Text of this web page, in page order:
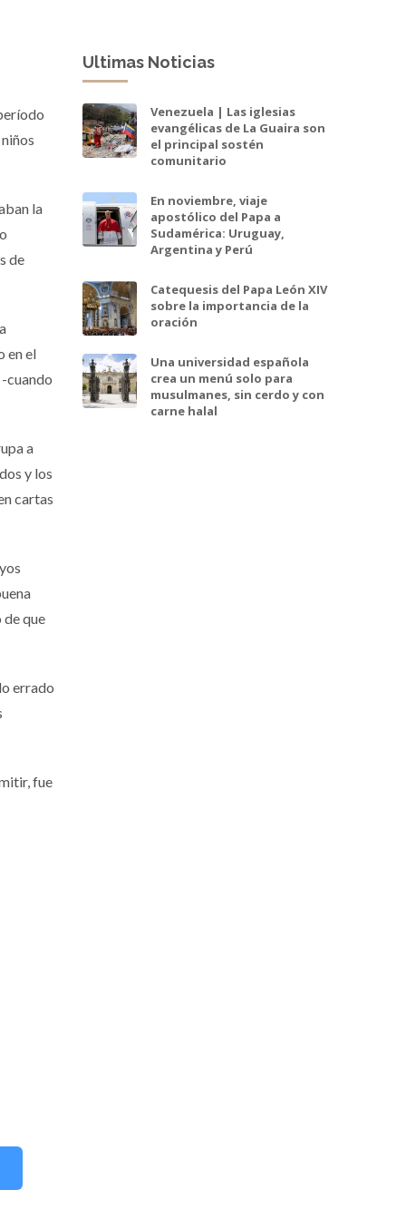
la
de
en el
cuando
a
y los
cartas
que
errado
fue
Ultimas Noticias
Venezuela | Las iglesias
evangélicas de La Guaira son
el principal sostén
comunitario
En noviembre, viaje
apostólico del Papa a
Sudamérica: Uruguay,
Argentina y Perú
Catequesis del Papa León XIV
sobre la importancia de la
oración
Una universidad española
crea un menú solo para
musulmanes, sin cerdo y con
carne halal